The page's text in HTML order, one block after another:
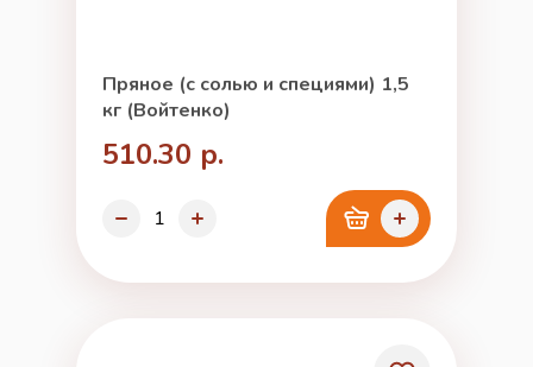
Пряное (с солью и специями) 1,5
кг (Войтенко)
510.30 р.